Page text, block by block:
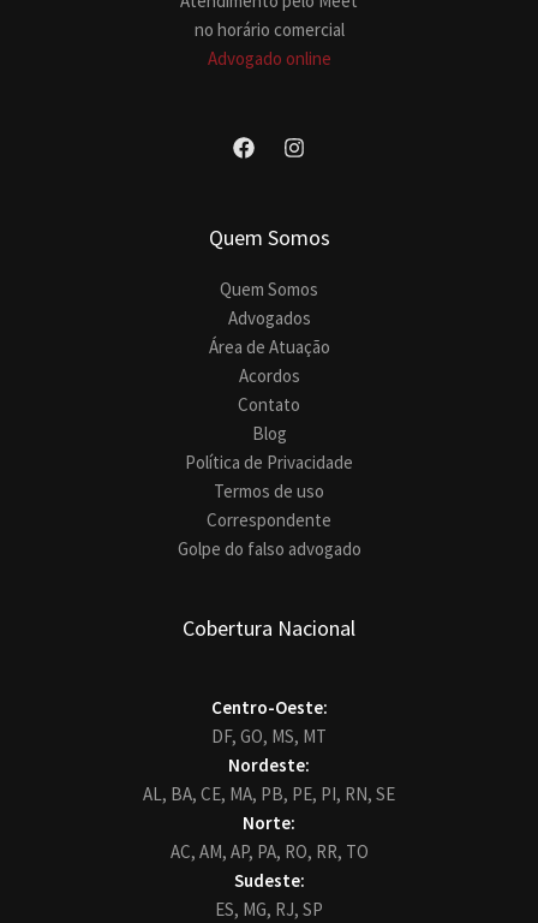
no horário comercial
Advogado online
Quem Somos
Quem Somos
Advogados
Área de Atuação
Acordos
Contato
Blog
Política de Privacidade
Termos de uso
Correspondente
Golpe do falso advogado
Cobertura Nacional
Centro-Oeste:
DF, GO, MS, MT
Nordeste:
AL, BA, CE, MA, PB, PE, PI, RN, SE
Norte:
AC, AM, AP, PA, RO, RR, TO
Sudeste:
ES, MG, RJ, SP